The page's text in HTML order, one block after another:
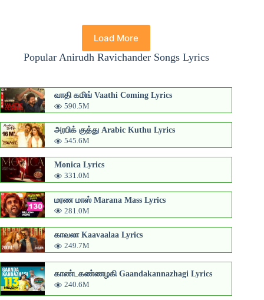
Load More
Popular Anirudh Ravichander Songs Lyrics
வாதி கமிங் Vaathi Coming Lyrics
590.5M
அரபிக் குத்து Arabic Kuthu Lyrics
545.6M
Monica Lyrics
331.0M
மரண மாஸ் Marana Mass Lyrics
281.0M
காவலா Kaavaalaa Lyrics
249.7M
காண்டகண்ணழகி Gaandakannazhagi Lyrics
240.6M